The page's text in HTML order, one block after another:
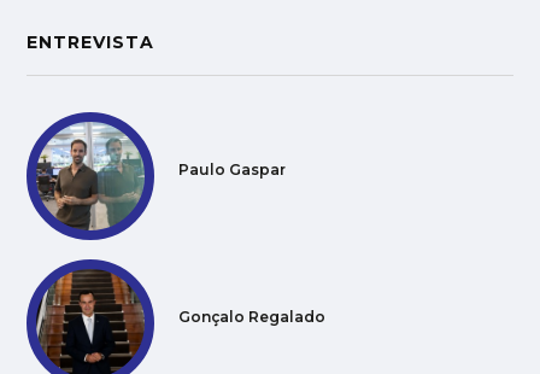
ENTREVISTA
Paulo Gaspar
Gonçalo Regalado